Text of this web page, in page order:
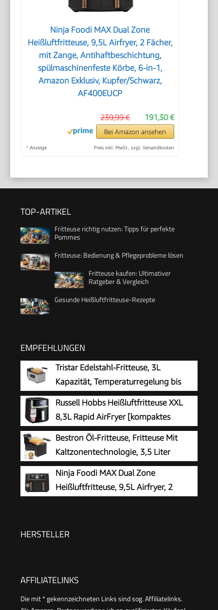
Ninja Foodi MAX Dual Zone
Heißluftfritteuse, 9,5L Airfryer, 2 Fächer,
mit Zange, Antihaftbeschichtung,
spülmaschinenfeste Körbe, 6-in-1,
Amazon Exklusiv, Kupfer/Schwarz,
AF400EUCP
191,30 €
239,99 €
Bei Amazon ansehen
* Anzeige Preis inkl. MwSt., zzgl. Versandkosten
TOP-ARTIKEL
Fritteuse richtig nutzen: Tipps für perfekte
Pommes
Fritteuse: Bedienung & Pflegeprobleme lösen
Fritteuse kaufen: Ultimativer
Ratgeber & Vergleich
Gesunde Heißluftfritteuse-Rezepte
EMPFEHLUNGEN
Tristar Edelstahl-Fritteuse, 3L
Kapazität, Temperaturregelung bis
190°C, Kaltzone,
Spülmaschinengeeignete Teile, Cool-Touch-
Gehäuse, Einfach zu Reinigen, FR-9326
Russell Hobbs Heißluftfritteuse XXL
8,3L Rapid AirFryer [kompaktes
Gehäuse, sehr leise, Pizza Ø 26cm]
SatisFry (9 Programme, spülmaschinenfest,
Fritteuse ohne Öl, TouchScreen,Grillen,Backen)
27632-56
Bestron Öl-Fritteuse, Fritteuse Mit
Kaltzonentechnologie, 3,5 Liter
Fassungsvermögen, Stufenloser
Temperaturregler Bis 190 °C, Teilweise
Spülmaschinengeeignet, 2000 Watt, Schwarz,
Ninja Foodi MAX Dual Zone
Heißluftfritteuse, 9,5L Airfryer, 2
Körbe, 6-in-1, Amazon Exklusiv, Kupfer/Schwarz,
HERSTELLER
AFFILIATELINKS
Die mit * gekennzeichneten Links sind sog. Affiliatelinks.